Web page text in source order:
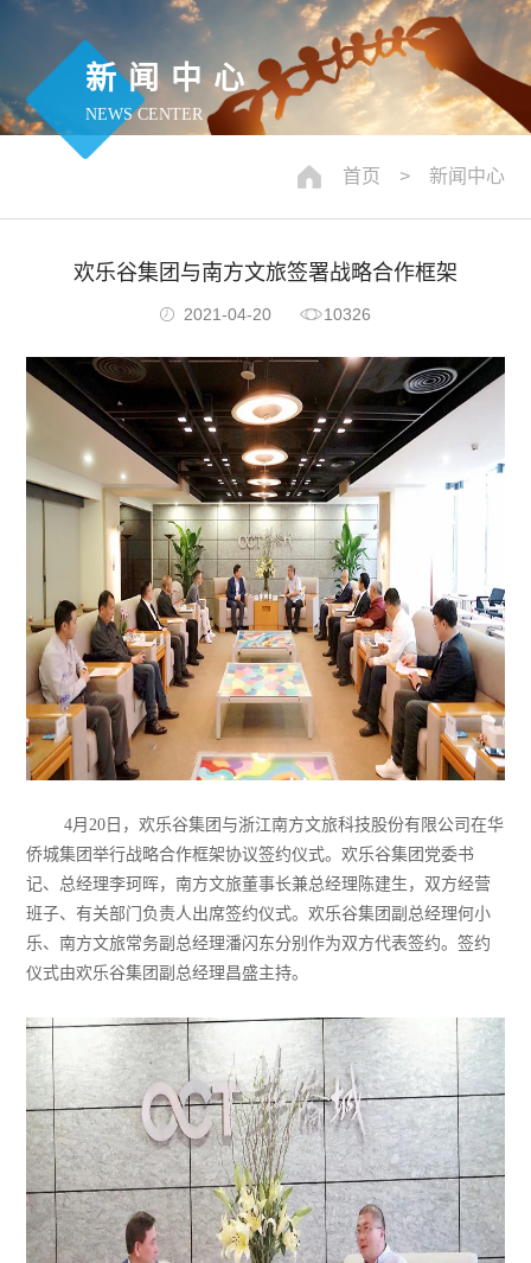
新闻中心
NEWS CENTER
首页 > 新闻中心
欢乐谷集团与南方文旅签署战略合作框架
2021-04-20 10326
4月20日，欢乐谷集团与浙江南方文旅科技股份有限公司在华
侨城集团举行战略合作框架协议签约仪式。欢乐谷集团党委书
记、总经理李珂晖，南方文旅董事长兼总经理陈建生，双方经营
班子、有关部门负责人出席签约仪式。欢乐谷集团副总经理何小
乐、南方文旅常务副总经理潘闪东分别作为双方代表签约。签约
仪式由欢乐谷集团副总经理昌盛主持。